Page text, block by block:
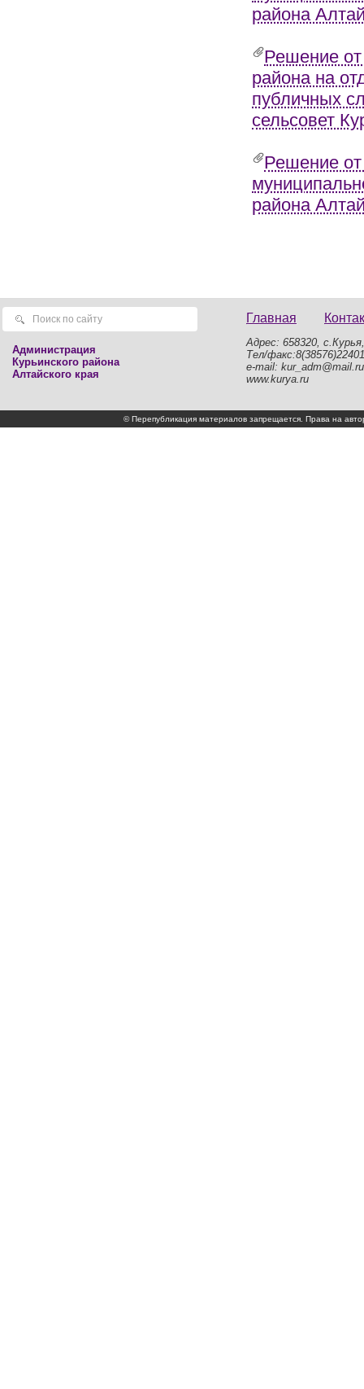
района
Решение
района на
публичных
сельсовет
Решение
района
Администрация
Курьинского района
Алтайского края
Главная
Адрес: 658320,
Тел/факс:8(38576)22401
e-mail: kur_adm@mail.ru
www.kurya.ru
© Перепубликация материалов запрещается. Права